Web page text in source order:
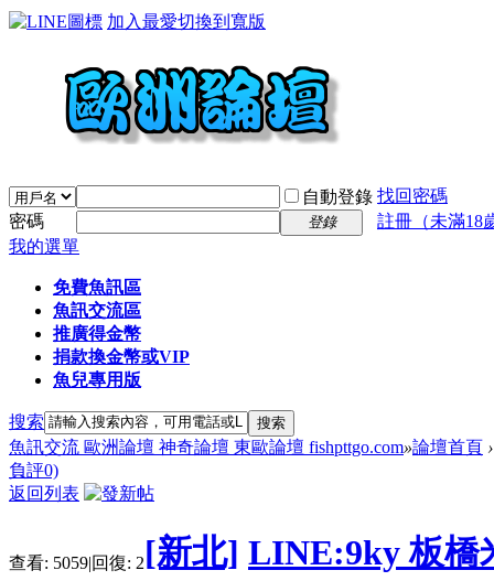
加入最愛切換到寬版
自動登錄 找回密碼
密碼
登錄
註冊（未滿18
我的選單
免費魚訊區
魚訊交流區
推廣得金幣
捐款換金幣或VIP
魚兒專用版
搜索 搜索
魚訊交流 歐洲論壇 神奇論壇 東歐論壇 fishpttgo.com»論壇首頁 ›
負評0)
返回列表
查看: 5059|回復: 2[新北] LINE:9ky 板橋